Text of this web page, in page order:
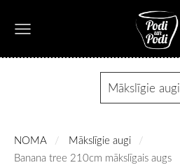
Mākslīgie augi
NOMA
Mākslīgie augi
Banana tree 210cm mākslīgais augs